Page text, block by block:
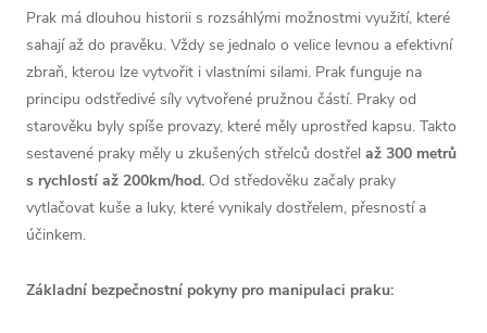
Prak má dlouhou historii s rozsáhlými možnostmi využití, které
sahají až do pravěku. Vždy se jednalo o velice levnou a efektivní
zbraň, kterou lze vytvořit i vlastními silami. Prak funguje na
principu odstředivé síly vytvořené pružnou částí. Praky od
starověku byly spíše provazy, které měly uprostřed kapsu. Takto
sestavené praky měly u zkušených střelců dostřel až 300 metrů
s rychlostí až 200km/hod. Od středověku začaly praky
vytlačovat kuše a luky, které vynikaly dostřelem, přesností a
účinkem.
Základní bezpečnostní pokyny pro manipulaci praku: